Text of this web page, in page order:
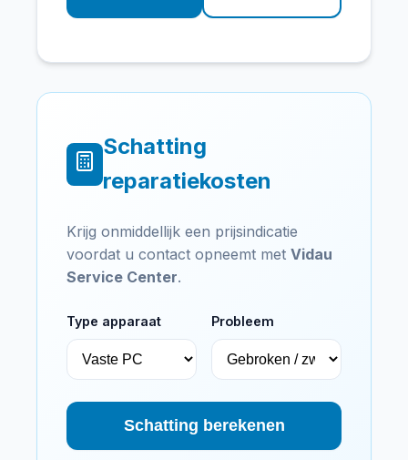
Schatting
reparatiekosten
Krijg onmiddellijk een prijsindicatie
voordat u contact opneemt met Vidau
Service Center.
Type apparaat Probleem
Schatting berekenen